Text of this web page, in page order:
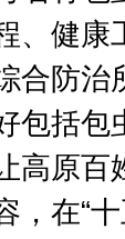
、健康
合防治
包括包
高原百
，在“